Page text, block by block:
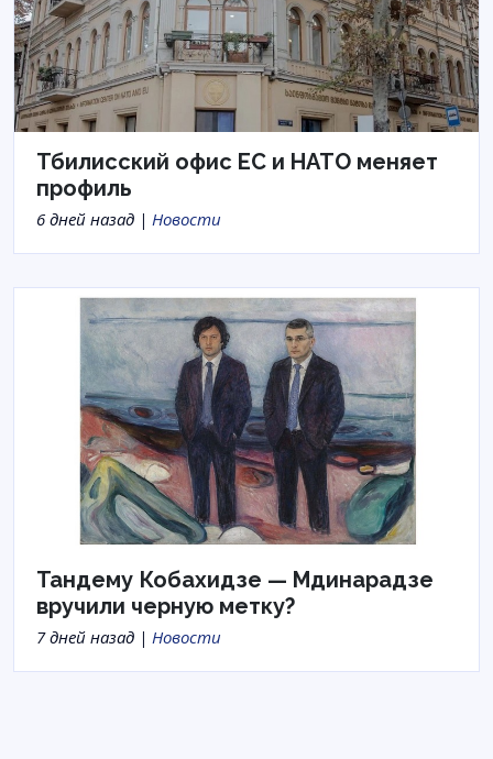
Тбилисский офис ЕС и НАТО меняет
профиль
6 дней назад | Новости
Тандему Кобахидзе — Мдинарадзе
вручили черную метку?
7 дней назад | Новости